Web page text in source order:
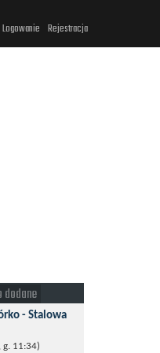
Logowanie Rejestracja
dodane
- Stalowa
po lesie
11:34)